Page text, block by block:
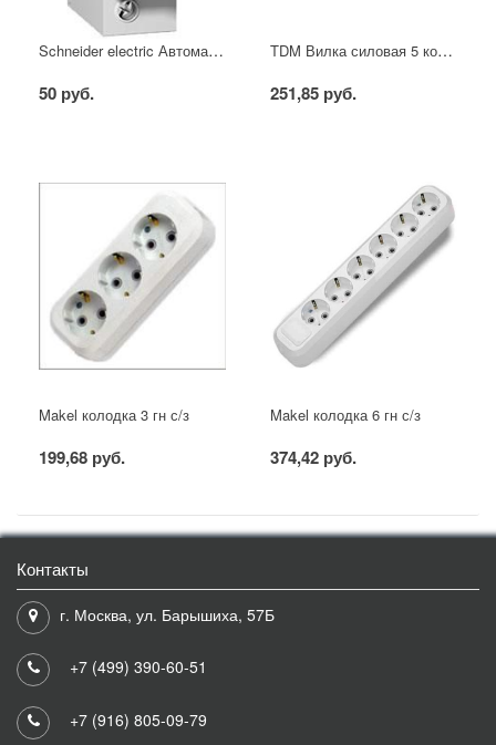
Schneider electric Автоматический выключатель 1/40А
50 руб.
TDM Вилка силовая 5 контактов 16А 380В IP44
251,85 руб.
Makel колодка 3 гн с/з
199,68 руб.
Makel колодка 6 гн с/з
374,42 руб.
Контакты
г. Москва, ул. Барышиха, 57Б
+7 (499) 390-60-51
+7 (916) 805-09-79